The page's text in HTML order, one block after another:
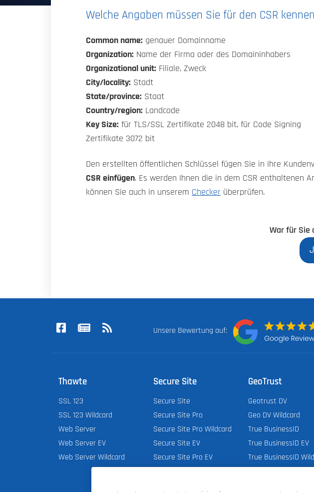
Welche Angaben müssen Sie für den CSR
Common name: genauer Domainname
Organization: Name der Firma oder des Domaininhabers
Organizational unit: Filiale, Zweck
City/locality: Stadt
State/province: Staat
Country/region: Landcode
Key Size: für TLS/SSL Zertifikate 2048 bit, für Code Signing
Zertifikate 3072 bit
Den erstellten öffentlichen Schlüssel fügen Sie in Ihre
CSR einfügen. Es werden Ihnen die in dem CSR enthaltenen
können Sie auch in unserem Checker überprüfen.
War für Sie
Unsere Bewertung auf:
Thawte
SSL 123
SSL 123 Wildcard
Web Server
Web Server EV
Web Server Wildcard
Secure Site
Secure Site
Secure Site Pro
Secure Site Pro Wildcard
Secure Site EV
Secure Site Pro EV
GeoTrust
Geotrust DV
Geo DV Wildcard
True BusinessID
True BusinessID EV
True BusinessID